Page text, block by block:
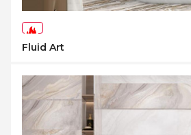
Fluid Art